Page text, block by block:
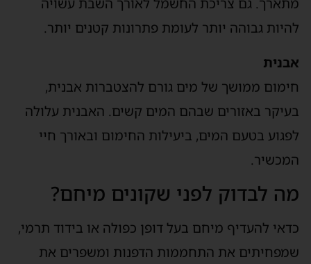
מתארך. גם צריכת החשמל לאורך השבת עשויה
להיות גבוהה יותר לעומת פתרונות קטנים יותר.
אבנית
חימום ממושך של מים גורם להצטברות אבנית,
בעיקר באזורים שבהם המים קשים. האבנית עלולה
לפגוע בטעם המים, ביעילות החימום ובאורך חיי
המכשיר.
מה לבדוק לפני שקונים מיחם?
כדאי להעדיף מיחם בעל דופן כפולה או בידוד תרמי,
שמפחיתים את התחממות הדפנות ומשפרים את